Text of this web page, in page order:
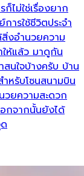
ไม่ใช่เรื่องยาก
ารใช้ชีวิตประจำ
สิ่งอำนวยความ
ให้แล้ว มาดูกัน
สนใจบ้างครับ บ้าน
หรับโซนสนามบิน
วยความสะดวก
กจากนั้นยังได้